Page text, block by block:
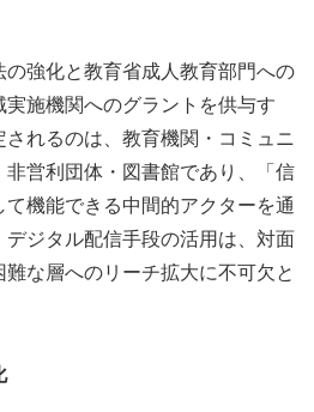
強化と教育省成人教育部門への
施機関へのグラントを供与す
れるのは、教育機関・コミュニ
営利団体・図書館であり、「信
機能できる中間的アクターを通
デジタル配信手段の活用は、対面
な層へのリーチ拡大に不可欠と